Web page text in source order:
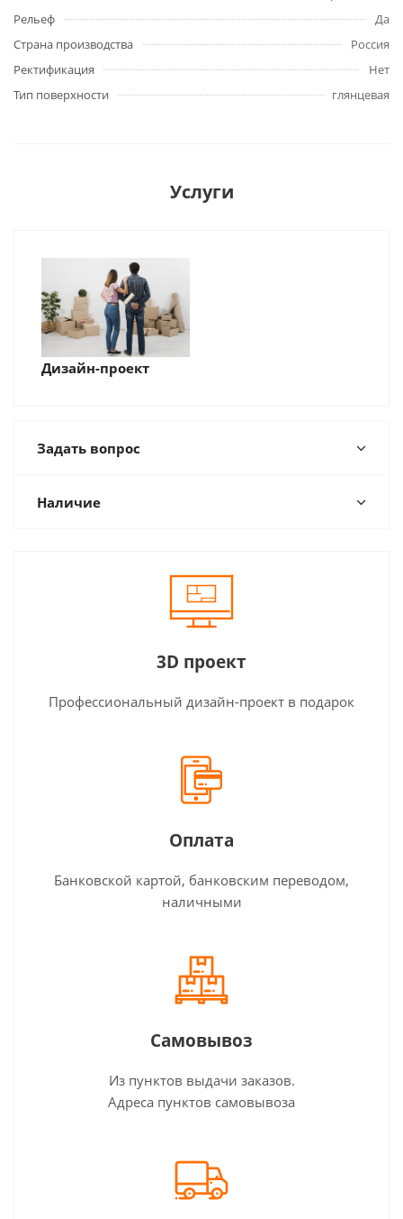
Рельеф
Да
Страна производства
Россия
Ректификация
Нет
Тип поверхности
глянцевая
Услуги
Дизайн-проект
Задать вопрос
Наличие
3D проект
Профессиональный дизайн-проект в подарок
Оплата
Банковской картой, банковским переводом,
наличными
Самовывоз
Из пунктов выдачи заказов.
Адреса пунктов самовывоза